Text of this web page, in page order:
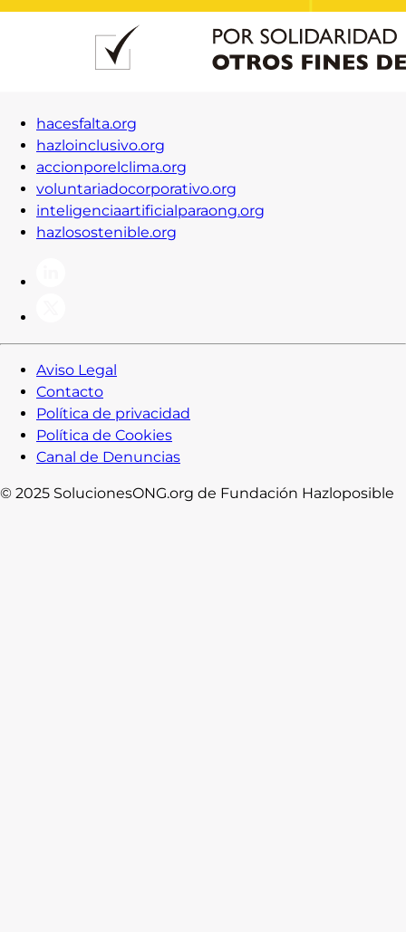
hacesfalta.org
hazloinclusivo.org
accionporelclima.org
voluntariadocorporativo.org
inteligenciaartificialparaong.org
hazlosostenible.org
Aviso Legal
Contacto
Política de privacidad
Política de Cookies
Canal de Denuncias
© 2025 SolucionesONG.org de Fundación Hazloposible